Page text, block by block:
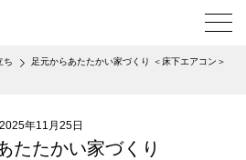
メ
ニ
ー
ち
足元からあたたかい家づくり ＜床下エアコン＞
2025年11月25日
たたかい家づくり